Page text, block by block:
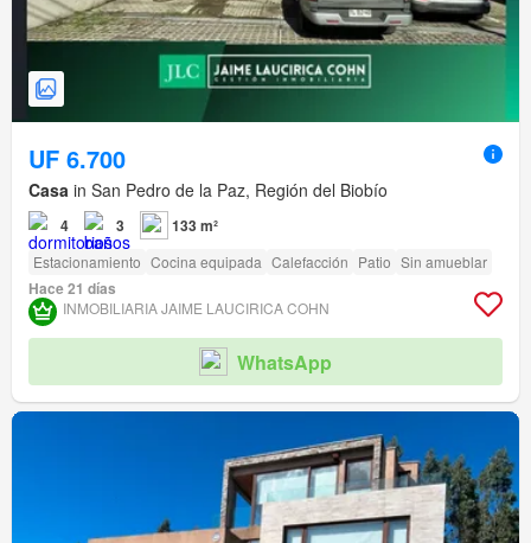
UF 6.700
Casa in San Pedro de la Paz, Región del Biobío
4 3 133 m²
Estacionamiento Cocina equipada Calefacción Patio Sin amueblar
Hace 21 días
INMOBILIARIA JAIME LAUCIRICA COHN
WhatsApp